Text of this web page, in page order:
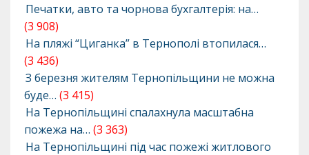
Печатки, авто та чорнова бухгалтерія: на…
(3 908)
На пляжі “Циганка” в Тернополі втопилася…
(3 436)
З березня жителям Тернопільщини не можна
буде… (3 415)
На Тернопільщині спалахнула масштабна
пожежа на… (3 363)
На Тернопільщині під час пожежі житлового